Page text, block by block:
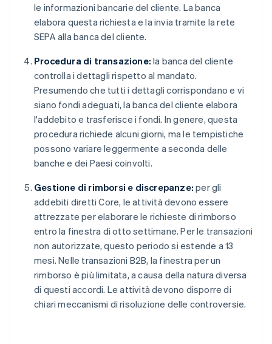
le informazioni bancarie del cliente. La banca
elabora questa richiesta e la invia tramite la rete
SEPA alla banca del cliente.
Procedura di transazione: la banca del cliente
controlla i dettagli rispetto al mandato.
Presumendo che tutti i dettagli corrispondano e vi
siano fondi adeguati, la banca del cliente elabora
l'addebito e trasferisce i fondi. In genere, questa
procedura richiede alcuni giorni, ma le tempistiche
possono variare leggermente a seconda delle
banche e dei Paesi coinvolti.
Gestione di rimborsi e discrepanze: per gli
addebiti diretti Core, le attività devono essere
attrezzate per elaborare le richieste di rimborso
entro la finestra di otto settimane. Per le transazioni
non autorizzate, questo periodo si estende a 13
mesi. Nelle transazioni B2B, la finestra per un
rimborso è più limitata, a causa della natura diversa
di questi accordi. Le attività devono disporre di
chiari meccanismi di risoluzione delle controversie.